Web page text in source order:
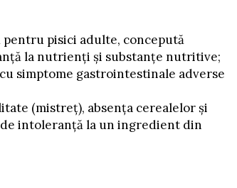
pisici adulte, concepută
la nutrienți și substanțe nutritive;
simptome gastrointestinale adverse
(mistreț), absența cerealelor și
intoleranță la un ingredient din